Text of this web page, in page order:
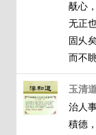
旤心
无正
固乆
而不眺
玉清
治人
積德